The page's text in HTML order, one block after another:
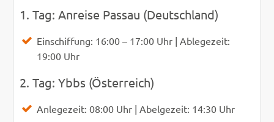
1. Tag: Anreise Passau (Deutschland)
Einschiffung: 16:00 – 17:00 Uhr | Ablegezeit:
19:00 Uhr
2. Tag: Ybbs (Österreich)
Anlegezeit: 08:00 Uhr | Abelgezeit: 14:30 Uhr